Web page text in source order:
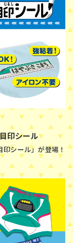
印シール
シール」が登場！